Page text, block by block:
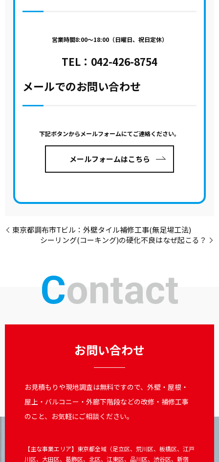
営業時間8:00～18:00（日曜日、祝日定休）
TEL： 042-426-8754
メールでのお問い合わせ
下記ボタンからメールフォームにてご連絡ください。
メールフォームはこちら
東京都調布市Tビル：外壁タイル補修工事(無足場工法)
シーリング(コーキング)の硬化不良はなぜ起こる？
Contact
お問い合わせ
お見積もりや現地調査は無料ですので、外壁・屋根・
屋上・バルコニー・外廊下階段などの改修・補修工事
のこと、お気軽にご相談ください。
【主な事業エリア】東京都全域（足立区、荒川区、板橋区、江戸
川区、大田区、葛飾区、北区、江東区、品川区、渋谷区、新宿